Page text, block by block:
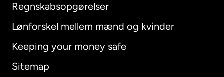
Regnskabsopgørelser
Lønforskel mellem mænd og kvinder
Keeping your money safe
Sitemap
Australien